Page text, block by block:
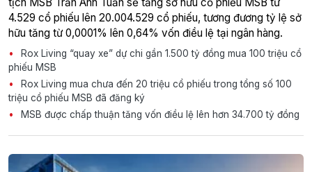
tịch MSB Trần Anh Tuấn sẽ tăng sở hữu cổ phiếu MSB từ
4.529 cổ phiếu lên 20.004.529 cổ phiếu, tương đương tỷ lệ sở
hữu tăng từ 0,0001% lên 0,64% vốn điều lệ tại ngân hàng.
Rox Living “quay xe” dự chi gần 1.500 tỷ đồng mua 100 triệu cổ
phiếu MSB
Rox Living mua chưa đến 20 triệu cổ phiếu trong tổng số 100
triệu cổ phiếu MSB đã đăng ký
MSB được chấp thuận tăng vốn điều lệ lên hơn 34.700 tỷ đồng